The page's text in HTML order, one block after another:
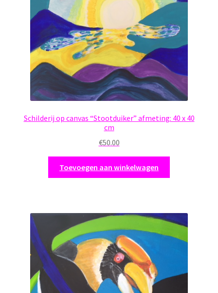
Schilderij op canvas “Stootduiker” afmeting: 40 x 40
cm
€50.00
Toevoegen aan winkelwagen